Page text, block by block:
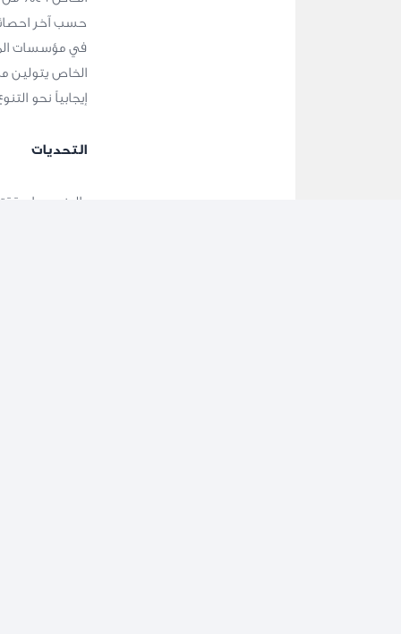
الخاص يتولين
إيجابياً نحو
التحديات
بالرغم مما